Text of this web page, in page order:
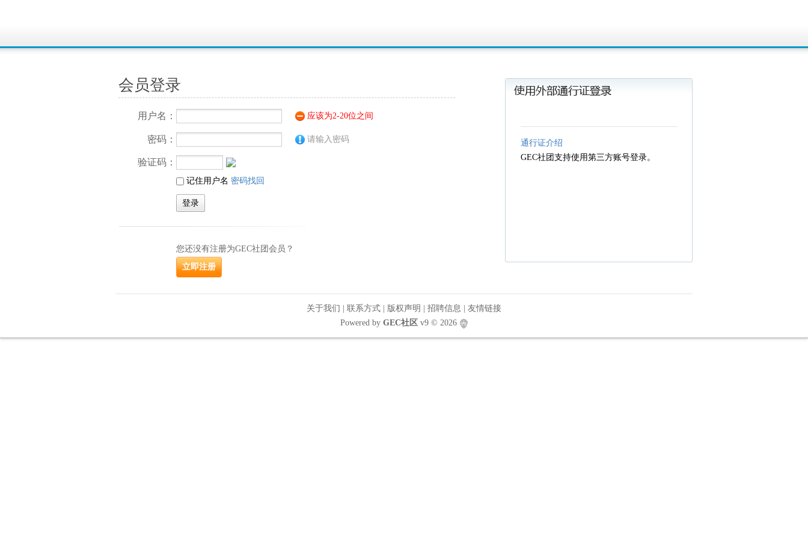
会员登录
用户名： 应该为2-20位之间
密码： 请输入密码
验证码：
记住用户名 密码找回
您还没有注册为GEC社团会员？
通行证介绍
GEC社团支持使用第三方账号登录。
关于我们 联系方式 版权声明 招聘信息
友情链接
Powered by GEC社区 v9© 2026